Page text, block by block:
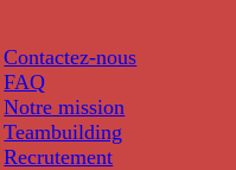
Contactez-nous
FAQ
Notre mission
Teambuilding
Recrutement